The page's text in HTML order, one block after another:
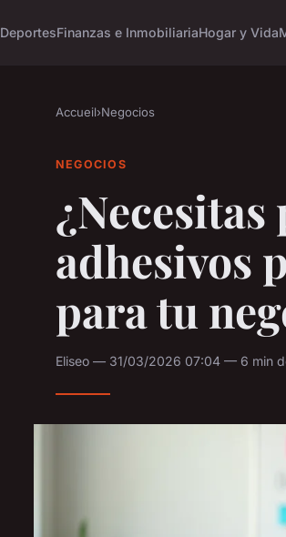
DeportesFinanzas e InmobiliariaHogar y Vida
Accueil›Negocios
NEGOCIOS
¿Necesitas
adhesivos
para tu
Eliseo — 31/03/2026 07:04 — 6 min